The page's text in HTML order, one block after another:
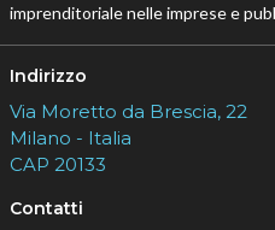
imprenditoriale nelle imprese e
Indirizzo
Via Moretto da Brescia, 22
Milano - Italia
CAP 20133
Contatti